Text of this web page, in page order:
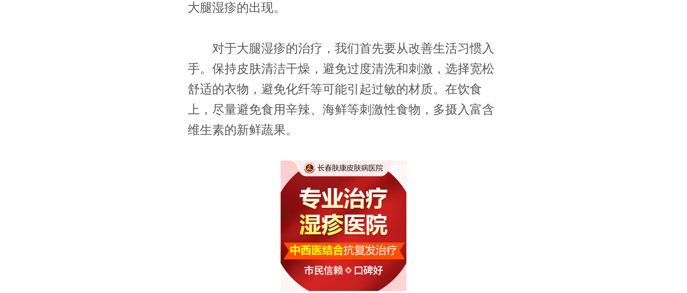
大腿湿疹的出现。
对于大腿湿疹的治疗，我们首先要从改善生活习惯入
手。保持皮肤清洁干燥，避免过度清洗和刺激，选择宽松
舒适的衣物，避免化纤等可能引起过敏的材质。在饮食
上，尽量避免食用辛辣、海鲜等刺激性食物，多摄入富含
维生素的新鲜蔬果。